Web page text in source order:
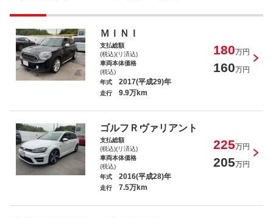
ＶＷ ゴルフトゥーラン ＴＳＩ ハイラ
イン
ブマン
ＭＩＮＩ
支払総額
(税込)(リ済込)
180万円
車両本体価格
(税込)
160万円
年式 2017(平成29)年
走行 9.9万km
ゴルフＲヴァリアント
支払総額
(税込)(リ済込)
225万円
車両本体価格
(税込)
205万円
年式 2016(平成28)年
走行 7.5万km